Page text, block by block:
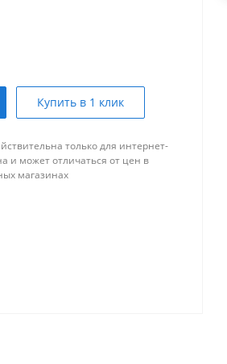
Купить в 1 клик
только для интернет-
и может отличаться от цен в
магазинах